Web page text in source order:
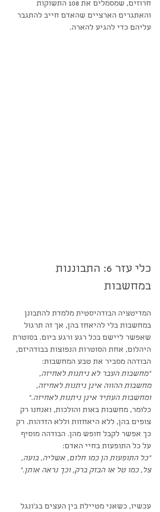
חרוזים, שמסמלים את 108 התשוקות
והאתגרים הארציים שהאדם חייב להתגבר
עליהם כדי להגיע להארה.
כלי עזר 6: התבוננות
במחשבות
המדיטציה הבודהיסטית מלמדת להתבונן
במחשבות בלי להיאחז בהן, אך זה תרגול
שאפשר ליישם בכל רגע ורגע ביום. בסוטרת
היהלום, אחת הסוטרות הנפוצות בבודהיזם,
הבודהה מסביר את טבע המחשבות:
"מחשבות העבר לא ניתנות לאחיזה,
מחשבות ההווה אינן ניתנות לאחיזה,
ומחשבות העתיד אינן ניתנות לאחיזה."
כלומר, מחשבות באות והולכות, ואנחנו רק
צופים בהן, ללא היאחזות וללא הזדהות. רק
כך אפשר לקבל חופש מהן. הבודהה מוסיף
על כל התופעות בחיי האדם:
"כל התופעות הן כמו חלום, אשליה, בועה,
צל, כמו טל או הבזק ברק, וכך נראה אותן."
עכשיו, כשאני מטיילת בין העצים בג'ונגל